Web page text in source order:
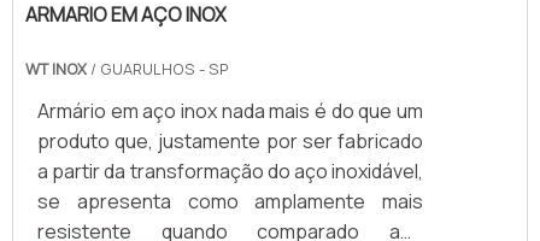
ARMARIO EM AÇO INOX
WT INOX / GUARULHOS - SP
Armário em aço inox nada mais é do que um
produto que, justamente por ser fabricado
a partir da transformação do aço inoxidável,
se apresenta como amplamente mais
resistente quando comparado aos